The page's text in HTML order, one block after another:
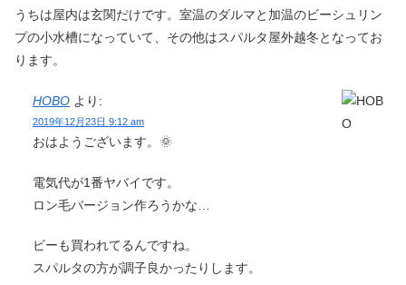
うちは屋内は玄関だけです。室温のダルマと加温のビーシュリン
プの小水槽になっていて、その他はスパルタ屋外越冬となってお
ります。
HOBO より:
2019年12月23日 9:12 am
おはようございます。🌞
電気代が1番ヤバイです。
ロン毛バージョン作ろうかな…
ビーも買われてるんですね。
スパルタの方が調子良かったりします。